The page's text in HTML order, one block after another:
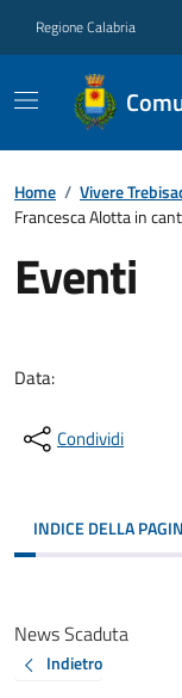
Regione Calabria
Home / Vivere
Francesca Alotta in
Eventi
Data:
Condividi
INDICE DELLA
News Scaduta
Indietro